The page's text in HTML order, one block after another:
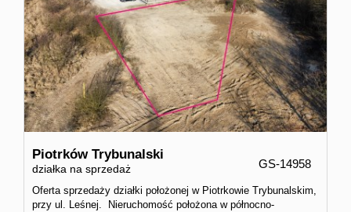
Piotrków Trybunalski
działka na sprzedaż GS-14958
Oferta sprzedaży działki położonej w Piotrkowie Trybunalskim,
przy ul. Leśnej. Nieruchomość położona w północno-